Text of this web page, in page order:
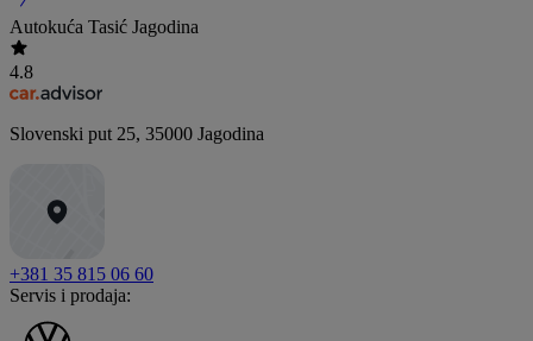
Autokuća Tasić Jagodina
4.8
Slovenski put 25, 35000 Jagodina
+381 35 815 06 60
Servis i prodaja: